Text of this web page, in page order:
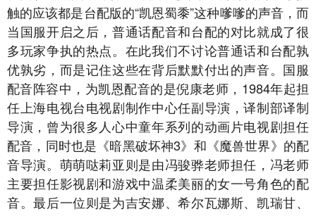
触的应该都是台配版的“凯恩蜀黍”这种嗲嗲的声音，而
当国服开启之后，普通话配音和台配的对比就成了很
多玩家争执的热点。在此我们不讨论普通话和台配孰
优孰劣，而是记住这些在背后默默付出的声音。国服
配音阵容中，为凯恩配音的是倪康老师，1984年起担
任上海电视台电视剧制作中心任副导演，译制部译制
导演，曾为很多人心中童年系列的动画片电视剧担任
配音，同时也是《暗黑破坏神3》和《魔兽世界》的配
音导演。萌萌哒莉亚则是由冯骏骅老师担任，冯老师
主要担任影视剧和游戏中温柔美丽的女一号角色的配
音。最后一位则是为吉安娜、希尔瓦娜斯、凯瑞甘、